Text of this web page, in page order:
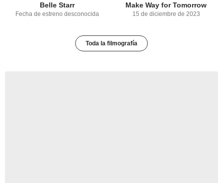
Belle Starr
Fecha de estreno desconocida
Make Way for Tomorrow
15 de diciembre de 2023
Toda la filmografía